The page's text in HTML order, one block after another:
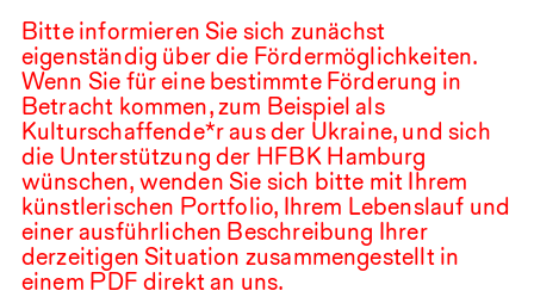
Bitte informieren Sie sich zunächst
eigenständig über die Fördermöglichkeiten.
Wenn Sie für eine bestimmte Förderung in
Betracht kommen, zum Beispiel als
Kulturschaffende*r aus der Ukraine, und sich
die Unterstützung der HFBK Hamburg
wünschen, wenden Sie sich bitte mit Ihrem
künstlerischen Portfolio, Ihrem Lebenslauf und
einer ausführlichen Beschreibung Ihrer
derzeitigen Situation zusammengestellt in
einem PDF direkt an uns.